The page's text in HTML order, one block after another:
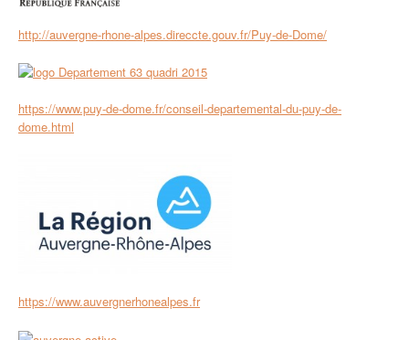
http://auvergne-rhone-alpes.direccte.gouv.fr/Puy-de-Dome/
https://www.puy-de-dome.fr/conseil-departemental-du-puy-de-
dome.html
https://www.auvergnerhonealpes.fr